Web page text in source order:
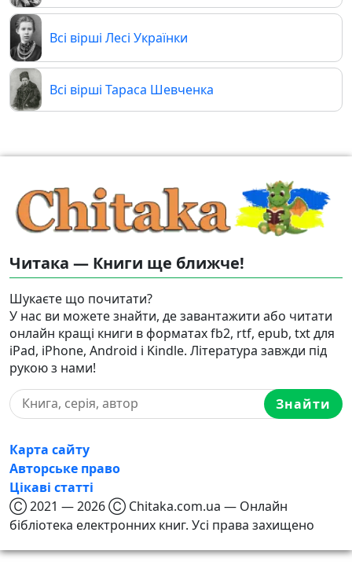
Всі вірші Лесі Українки
Всі вірші Тараса Шевченка
Читака — Книги ще ближче!
Шукаєте що почитати?
У нас ви можете знайти, де завантажити або читати
онлайн кращі книги в форматах fb2, rtf, epub, txt для
iPad, iPhone, Android і Kindle. Література завжди під
рукою з нами!
Знайти
Карта сайту
Авторське право
Цікаві статті
Ⓒ 2021 — 2026 Ⓒ Chitaka.com.ua — Онлайн
бібліотека електронних книг. Усі права захищено